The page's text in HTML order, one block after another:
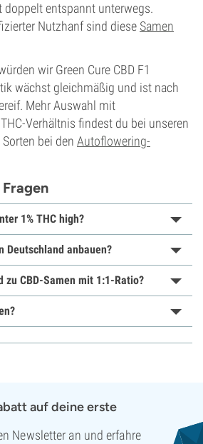
doppelt entspannt unterwegs.
Nutzhanf sind diese Samen
wir Green Cure CBD F1
wächst gleichmäßig und ist nach
Mehr Auswahl mit
Verhältnis findest du bei unseren
bei den Autoflowering-
1% THC high?
Deutschland anbauen?
zu CBD-Samen mit 1:1-Ratio?
auf deine erste
Newsletter an und erfahre